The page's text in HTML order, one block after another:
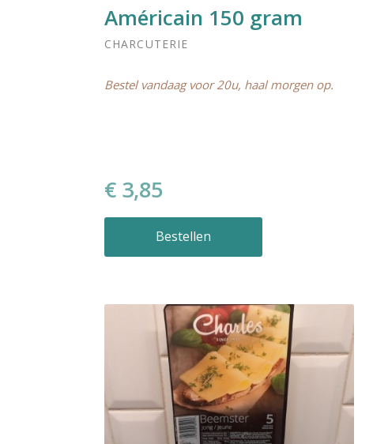
Américain 150 gram
CHARCUTERIE
Bestel vandaag voor 20u, haal morgen op.
€ 3,85
Bestellen